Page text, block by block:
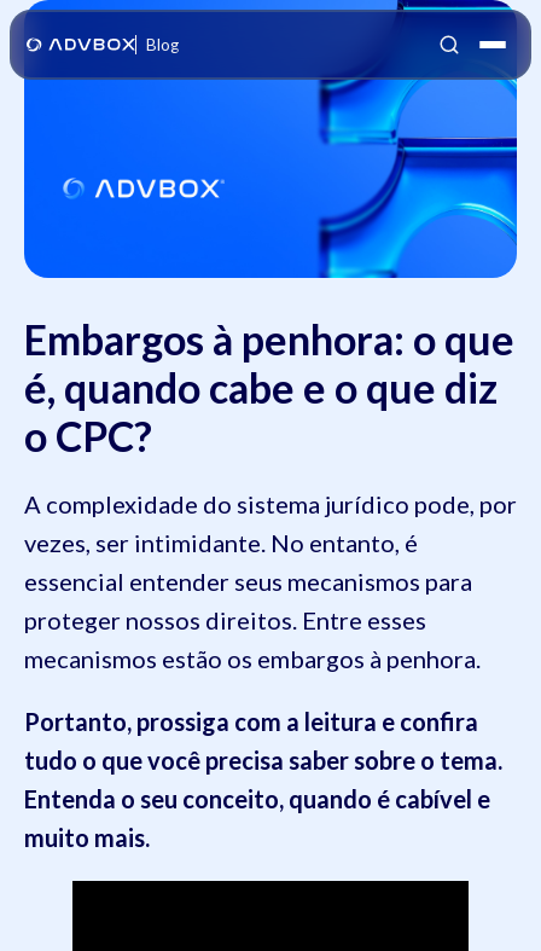
Blog
Embargos à penhora: o que
é, quando cabe e o que diz
o CPC?
A complexidade do sistema jurídico pode, por
vezes, ser intimidante. No entanto, é
essencial entender seus mecanismos para
proteger nossos direitos. Entre esses
mecanismos estão os embargos à penhora.
Portanto, prossiga com a leitura e confira
tudo o que você precisa saber sobre o tema.
Entenda o seu conceito, quando é cabível e
muito mais.